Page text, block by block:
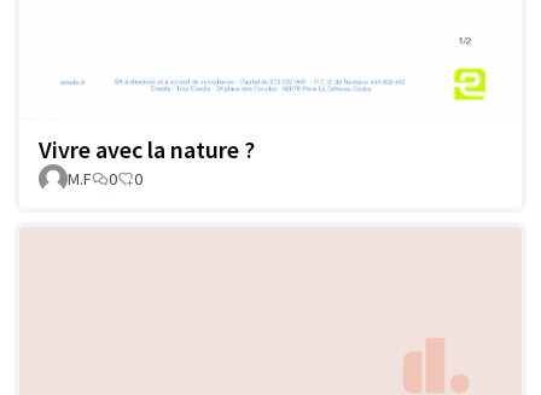
Vivre avec la nature ?
M.F 0 0